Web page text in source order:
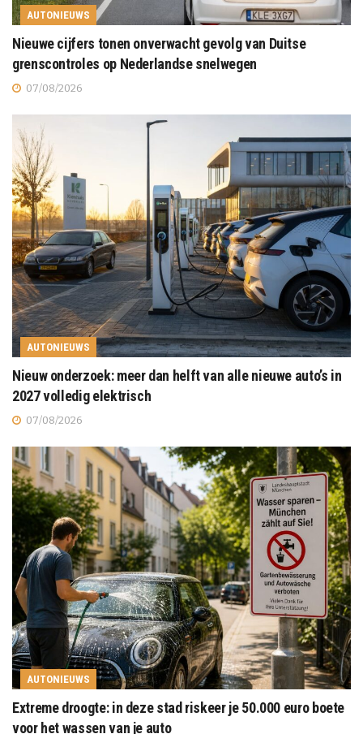
AUTONIEUWS
Nieuwe cijfers tonen onverwacht gevolg van Duitse
grenscontroles op Nederlandse snelwegen
07/08/2026
AUTONIEUWS
Nieuw onderzoek: meer dan helft van alle nieuwe auto’s in
2027 volledig elektrisch
07/08/2026
AUTONIEUWS
Extreme droogte: in deze stad riskeer je 50.000 euro boete
voor het wassen van je auto